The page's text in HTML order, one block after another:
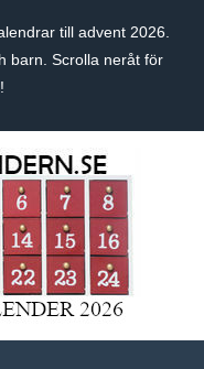
till advent 2026.
barn. Scrolla neråt för